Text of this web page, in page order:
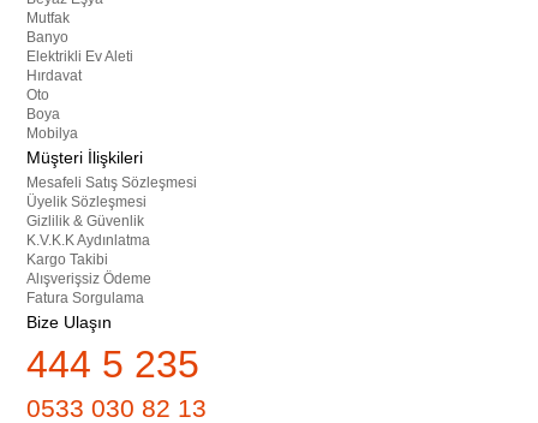
Mutfak
Banyo
Elektrikli Ev Aleti
Hırdavat
Oto
Boya
Mobilya
Müşteri İlişkileri
Mesafeli Satış Sözleşmesi
Üyelik Sözleşmesi
Gizlilik & Güvenlik
K.V.K.K Aydınlatma
Kargo Takibi
Alışverişsiz Ödeme
Fatura Sorgulama
Bize Ulaşın
444 5 235
0533 030 82 13